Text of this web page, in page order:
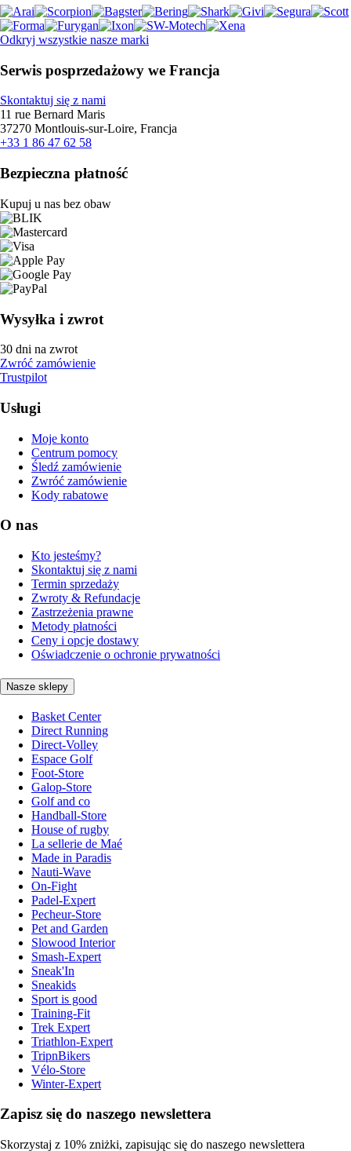
Odkryj wszystkie nasze marki
Serwis posprzedażowy we Francja
Skontaktuj się z nami
11 rue Bernard Maris
37270 Montlouis-sur-Loire, Francja
+33 1 86 47 62 58
Bezpieczna płatność
Kupuj u nas bez obaw
Wysyłka i zwrot
30 dni na zwrot
Zwróć zamówienie
Trustpilot
Usługi
Moje konto
Centrum pomocy
Śledź zamówienie
Zwróć zamówienie
Kody rabatowe
O nas
Kto jesteśmy?
Skontaktuj się z nami
Termin sprzedaży
Zwroty & Refundacje
Zastrzeżenia prawne
Metody płatności
Ceny i opcje dostawy
Oświadczenie o ochronie prywatności
Nasze sklepy
Basket Center
Direct Running
Direct-Volley
Espace Golf
Foot-Store
Galop-Store
Golf and co
Handball-Store
House of rugby
La sellerie de Maé
Made in Paradis
Nauti-Wave
On-Fight
Padel-Expert
Pecheur-Store
Pet and Garden
Slowood Interior
Smash-Expert
Sneak'In
Sneakids
Sport is good
Training-Fit
Trek Expert
Triathlon-Expert
TripnBikers
Vélo-Store
Winter-Expert
Zapisz się do naszego newslettera
Skorzystaj z 10% zniżki, zapisując się do naszego newslettera